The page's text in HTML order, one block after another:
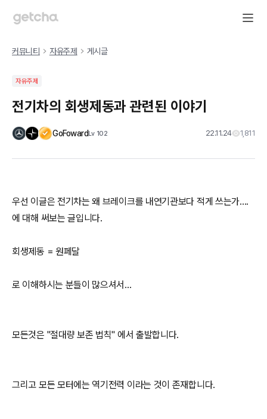
커뮤니티 자유주제 게시글
자유주제
전기차의 회생제동과 관련된 이야기
GoFowardLv 102 22.11.24 1,811
우선 이글은 전기차는 왜 브레이크를 내연기관보다 적게 쓰는가....
에 대해 써보는 글입니다.
회생제동 = 원페달
로 이해하시는 분들이 많으셔서...
모든것은 "절대량 보존 법칙" 에서 출발합니다.
그리고 모든 모터에는 역기전력 이라는 것이 존재합니다.